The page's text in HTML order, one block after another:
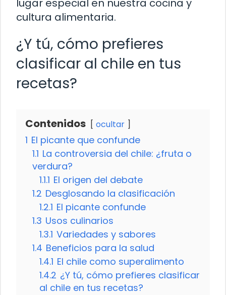
lugar especial en nuestra cocina y
cultura alimentaria.
¿Y tú, cómo prefieres
clasificar al chile en tus
recetas?
Contenidos ocultar
1 El picante que confunde
1.1 La controversia del chile: ¿fruta o
verdura?
1.1.1 El origen del debate
1.2 Desglosando la clasificación
1.2.1 El picante confunde
1.3 Usos culinarios
1.3.1 Variedades y sabores
1.4 Beneficios para la salud
1.4.1 El chile como superalimento
1.4.2 ¿Y tú, cómo prefieres clasificar
al chile en tus recetas?